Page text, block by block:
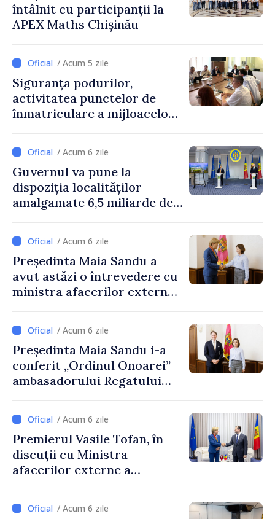
întâlnit cu participanții la
APEX Maths Chișinău
/ Acum 5 zile
Siguranța podurilor,
activitatea punctelor de
înmatriculare a mijloacelor
școlilor auto, discutate în
cadrul reuniunii experților
de profil de pe ambele
maluri ale Nistrului
/ Acum 6 zile
Guvernul va pune la
dispoziția localităților
amalgamate 6,5 miliarde de
Guvernului, Alexei Buzu:
„Banii sunt disponibili. Acum
este important ca primăriile
să finalizeze procesul de
amalgamare și să
m
/ Acum 6 zile
Președinta Maia Sandu a
avut astăzi o întrevedere cu
ministra afacerilor externe
/ Acum 6 zile
Președinta Maia Sandu i-a
conferit „Ordinul Onoarei”
ambasadorului Regatului
încheierea mandatului
/ Acum 6 zile
Premierul Vasile Tofan, în
discuții cu Ministra
afacerilor externe a
/ Acum 6 zile